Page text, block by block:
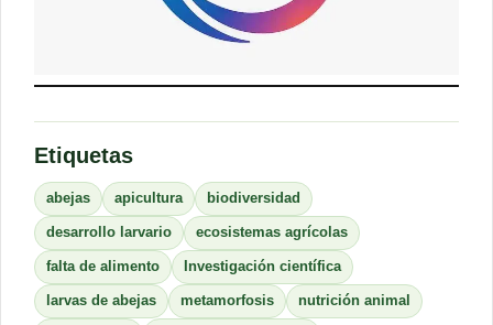
Etiquetas
abejas apicultura biodiversidad
desarrollo larvario ecosistemas agrícolas
falta de alimento Investigación científica
larvas de abejas metamorfosis nutrición animal